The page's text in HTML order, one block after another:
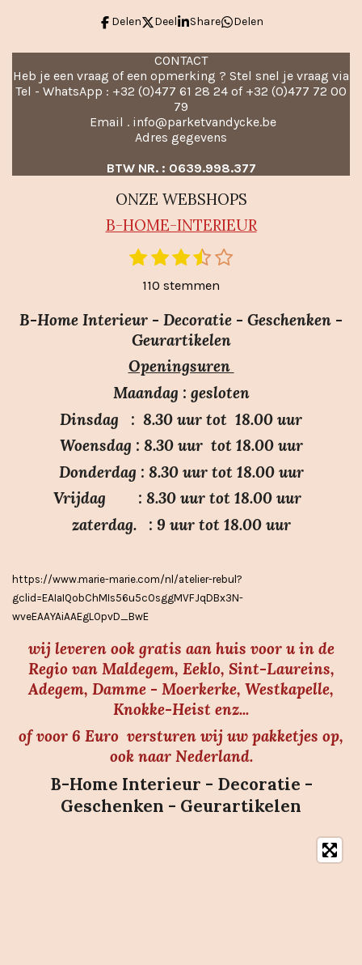
Delen Deel Share Delen
CONTACT
Heb je een vraag of een opmerking ? Stel snel je vraag via
Tel - WhatsApp : +32 (0)477 61 28 24 of +32 (0)477 72 00
79
Email . info@parketvandycke.be
Adres gegevens
BTW NR. : 0639.998.377
ONZE WEBSHOPS
B-HOME-INTERIEUR
e
n
1
e
r
2
s
t
e
r
e
n
3
s
t
e
r
e
n
4
t
e
r
e
n
5
t
e
r
e
n
S
m
110 stemmen
B-Home Interieur - Decoratie - Geschenken -
Geurartikelen
Openingsuren
Maandag : gesloten
Dinsdag : 8.30 uur tot 18.00 uur
Woensdag : 8.30 uur tot 18.00 uur
Donderdag : 8.30 uur tot 18.00 uur
Vrijdag : 8.30 uur tot 18.00 uur
zaterdag. : 9 uur tot 18.00 uur
https://www.marie-marie.com/nl/atelier-rebul?
gclid=EAIaIQobChMIs56u5cOsggMVFJqDBx3N-
wveEAAYAiAAEgLOpvD_BwE
wij leveren ook gratis aan huis voor u in de
Regio van Maldegem, Eeklo, Sint-Laureins,
Adegem, Damme - Moerkerke, Westkapelle,
Knokke-Heist enz...
of voor 6 Euro versturen wij uw pakketjes op,
ook naar Nederland.
B-Home Interieur - Decoratie -
Geschenken - Geurartikelen